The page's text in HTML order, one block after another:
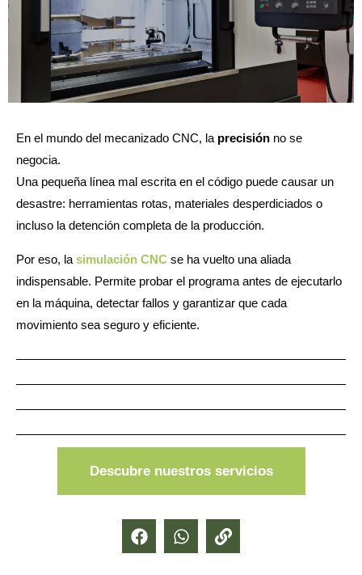
En el mundo del mecanizado CNC, la precisión no se
negocia.
Una pequeña línea mal escrita en el código puede causar un
desastre: herramientas rotas, materiales desperdiciados o
incluso la detención completa de la producción.
Por eso, la simulación CNC se ha vuelto una aliada
indispensable. Permite probar el programa antes de ejecutarlo
en la máquina, detectar fallos y garantizar que cada
movimiento sea seguro y eficiente.
Descubre nuestros servicios